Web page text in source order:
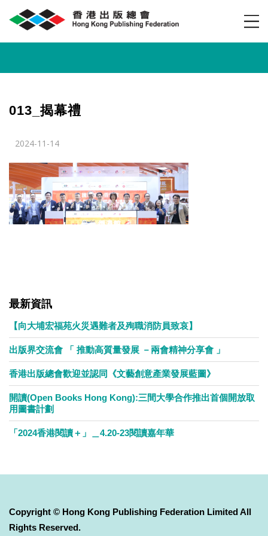
013_揭幕禮
2024-11-14
最新資訊
【向大埔宏福苑火災遇難者及殉職消防員致哀】
出版界交流會 「 推動高質量發展 －兩會精神分享會 」
香港出版總會歡迎並認同《文藝創意產業發展藍圖》
開讀(Open Books Hong Kong):三間大學合作推出首個開放取
用圖書計劃
「2024香港閱讀＋」＿4.20-23閱讀嘉年華
Copyright © Hong Kong Publishing Federation Limited All
Rights Reserved.